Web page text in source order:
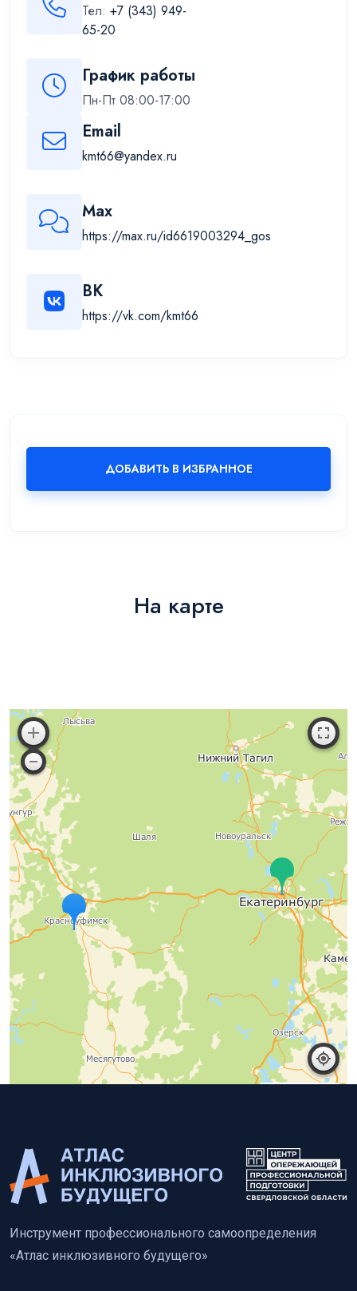
Тел: +7 (343) 949-
65-20
График работы
Пн-Пт 08:00-17:00
Email
kmt66@yandex.ru
Max
https://max.ru/id6619003294_gos
ВК
https://vk.com/kmt66
ДОБАВИТЬ В ИЗБРАННОЕ
На карте
Инструмент профессионального самоопределения
«Атлас инклюзивного будущего»